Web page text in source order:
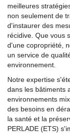
meilleures
non seulement de
d'instaurer des
récidive. Que vous
d'une copropriété,
un service de
environnement.
Notre expertise
dans les bâtiments
environnements
des besoins en
la santé et la
PERLADE (ETS)